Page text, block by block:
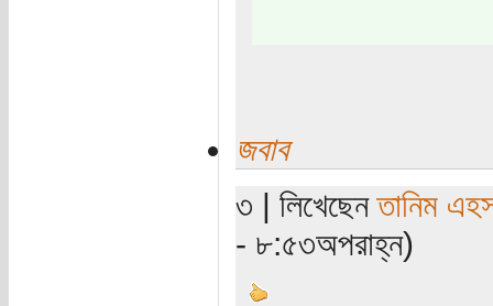
জবাব
৩ | লিখেছেনতানিম
- ৮:৫৩অপরাহ্ন)